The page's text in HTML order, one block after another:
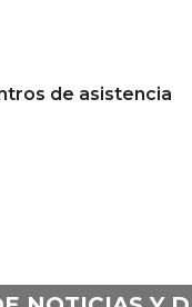
de asistencia